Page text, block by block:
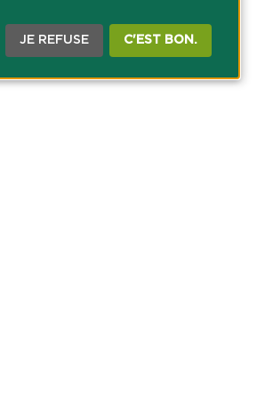
JE REFUSE C'EST BON.